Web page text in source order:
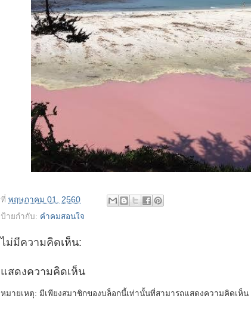
ที่ พฤษภาคม 01, 2560
ป้ายกำกับ: คำคมสอนใจ
ไม่มีความคิดเห็น:
แสดงความคิดเห็น
หมายเหตุ: มีเพียงสมาชิกของบล็อกนี้เท่านั้นที่สามารถแสดงความคิดเห็น